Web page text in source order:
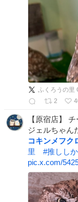
ふくろうの里
2
【原宿店】
ジェルちゃん
コキンメフク
里
#推しし
pic.x.com/